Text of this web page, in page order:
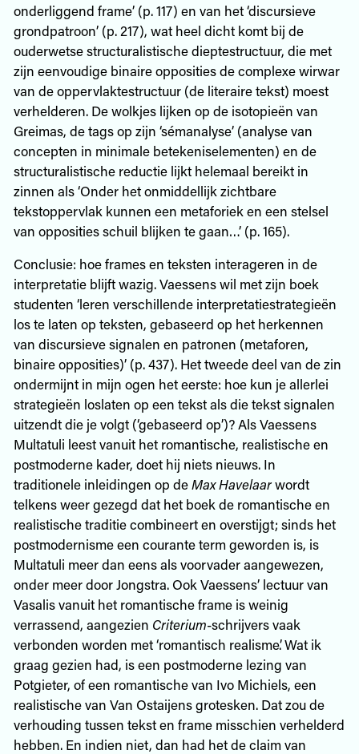
onderliggend frame’ (p. 117) en van het ‘discursieve
grondpatroon’ (p. 217), wat heel dicht komt bij de
ouderwetse structuralistische dieptestructuur, die met
zijn eenvoudige binaire opposities de complexe wirwar
van de oppervlaktestructuur (de literaire tekst) moest
verhelderen. De wolkjes lijken op de isotopieën van
Greimas, de tags op zijn ‘sémanalyse’ (analyse van
concepten in minimale betekeniselementen) en de
structuralistische reductie lijkt helemaal bereikt in
zinnen als ‘Onder het onmiddellijk zichtbare
tekstoppervlak kunnen een metaforiek en een stelsel
van opposities schuil blijken te gaan…’ (p. 165).
Conclusie: hoe frames en teksten interageren in de
interpretatie blijft wazig. Vaessens wil met zijn boek
studenten ‘leren verschillende interpretatiestrategieën
los te laten op teksten, gebaseerd op het herkennen
van discursieve signalen en patronen (metaforen,
binaire opposities)’ (p. 437). Het tweede deel van de zin
ondermijnt in mijn ogen het eerste: hoe kun je allerlei
strategieën loslaten op een tekst als die tekst signalen
uitzendt die je volgt (‘gebaseerd op’)? Als Vaessens
Multatuli leest vanuit het romantische, realistische en
postmoderne kader, doet hij niets nieuws. In
traditionele inleidingen op deMax Havelaarwordt
telkens weer gezegd dat het boek de romantische en
realistische traditie combineert en overstijgt; sinds het
postmodernisme een courante term geworden is, is
Multatuli meer dan eens als voorvader aangewezen,
onder meer door Jongstra. Ook Vaessens’ lectuur van
Vasalis vanuit het romantische frame is weinig
verrassend, aangezien Criterium-schrijvers vaak
verbonden worden met ‘romantisch realisme’. Wat ik
graag gezien had, is een postmoderne lezing van
Potgieter, of een romantische van Ivo Michiels, een
realistische van Van Ostaijens grotesken. Dat zou de
verhouding tussen tekst en frame misschien verhelderd
hebben. En indien niet, dan had het de claim van